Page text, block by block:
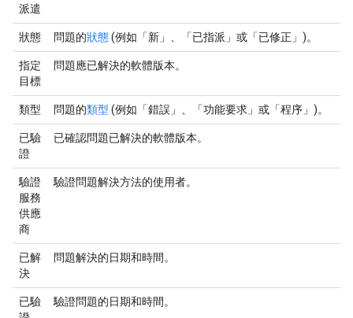
派遣
狀態 問題的狀態(例如「新」 、「已指派」 或「已修正」 )。
指定
目標
問題應已解決的軟體版本。
類型 問題的類型 (例如「錯誤」 、「功能要求」 或「程序」 )。
已驗
證
已確認問題已解決的軟體版本。
驗證
服務
供應
商
驗證問題解決方法的使用者。
已解
決
問題解決的日期和時間。
已驗
驗證問題的日期和時間。